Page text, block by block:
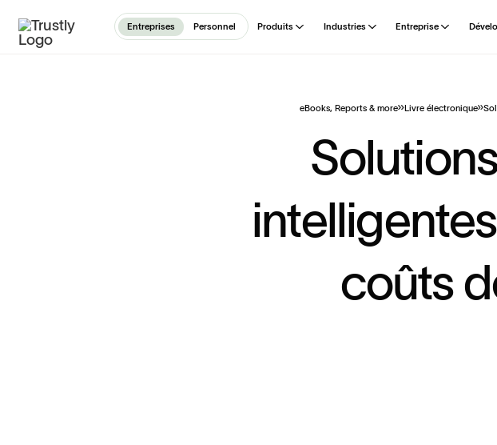
Entreprises Personnel Produits Industries Entreprise
eBooks, Reports & more Livre électronique
Solutions
intelligentes
coûts d